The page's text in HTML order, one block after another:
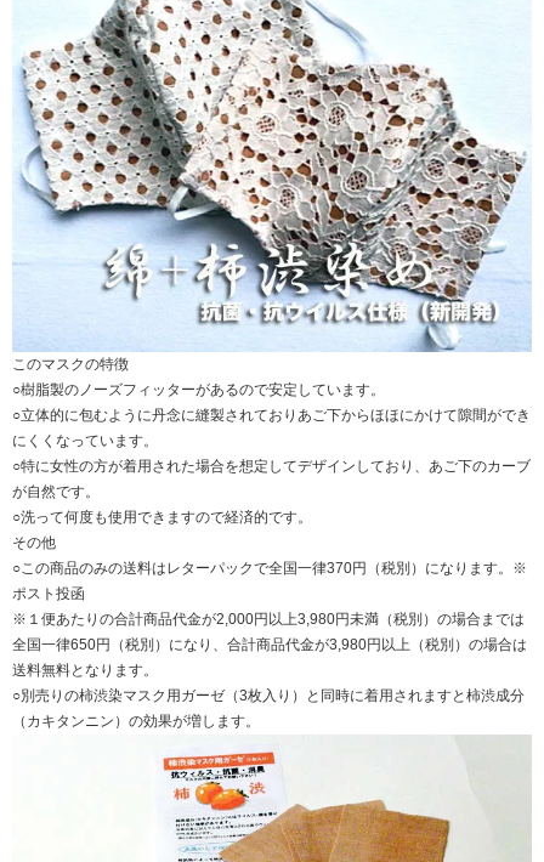
このマスクの特徴
○樹脂製のノーズフィッターがあるので安定しています。
○立体的に包むように丹念に縫製されておりあご下からほほにかけて隙間ができ
にくくなっています。
○特に女性の方が着用された場合を想定してデザインしており、あご下のカーブ
が自然です。
○洗って何度も使用できますので経済的です。
その他
○この商品のみの送料はレターパックで全国一律370円（税別）になります。※
ポスト投函
※１便あたりの合計商品代金が2,000円以上3,980円未満（税別）の場合までは
全国一律650円（税別）になり、合計商品代金が3,980円以上（税別）の場合は
送料無料となります。
○別売りの柿渋染マスク用ガーゼ（3枚入り）と同時に着用されますと柿渋成分
（カキタンニン）の効果が増します。